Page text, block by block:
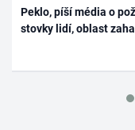
Peklo, píší média o
stovky lidí, oblast